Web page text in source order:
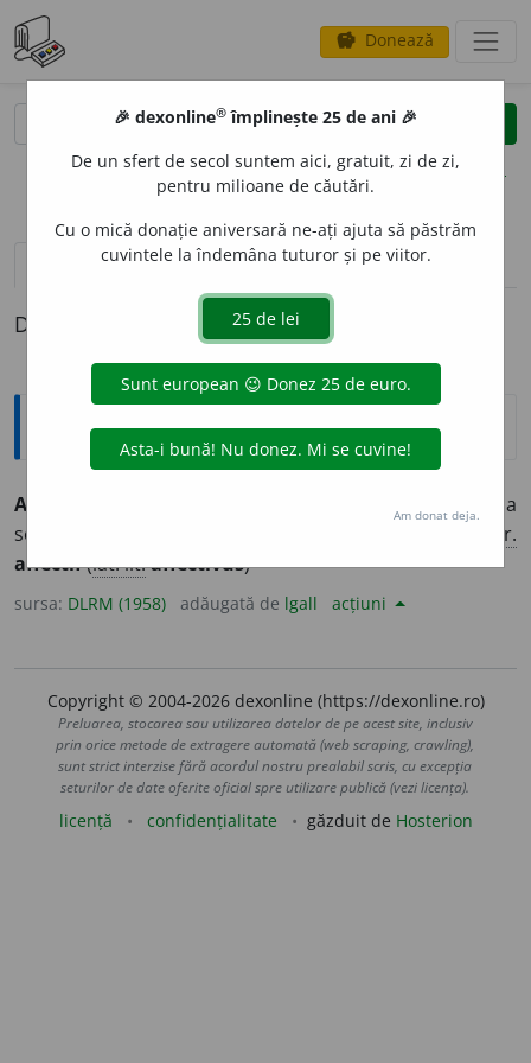
savings Donează
clear
opțiuni
definiții (1) pronunțievolume_up (11)
Definiția cu ID-ul 523371:
Explicative DEX
AFECT
Privitor la afect sau la
sentimente. ♦ Care denotă afecțiune; sentimental. –
Fr.
affectif(lat. lit.affectivus)
sursa: DLRM (1958) adăugată de lgall acțiuni
Copyright © 2004-2026 dexonline (https://dexonline.ro)
Preluarea, stocarea sau utilizarea datelor de pe acest site, inclusiv
prin orice metode de extragere automată (web scraping, crawling),
sunt strict interzise fără acordul nostru prealabil scris, cu excepția
seturilor de date oferite oficial spre utilizare publică (vezi licența).
licență confidențialitate găzduit de Hosterion
🎉 dexonline® împlinește 25 de ani 🎉
De un sfert de secol suntem aici, gratuit, zi de zi,
pentru milioane de căutări.
Cu o mică donație aniversară ne-ați ajuta să păstrăm
cuvintele la îndemâna tuturor și pe viitor.
Am donat deja.